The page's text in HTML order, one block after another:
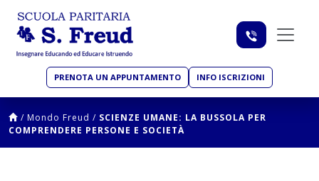
PRENOTA UN APPUNTAMENTO INFO ISCRIZIONI
/ Mondo Freud / SCIENZE UMANE: LA BUSSOLA PER
COMPRENDERE PERSONE E SOCIETÀ